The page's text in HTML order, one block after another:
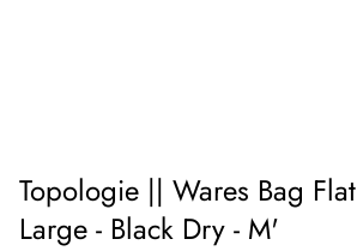
Topologie || Wares Bag Flat
Large - Black Dry - M'